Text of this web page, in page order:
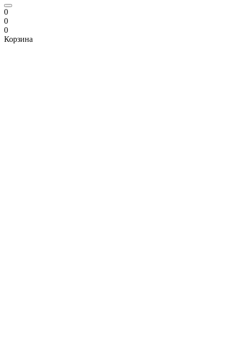
0
0
0
Корзина